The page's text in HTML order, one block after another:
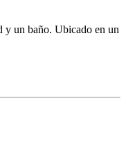
y un baño. Ubicado en un